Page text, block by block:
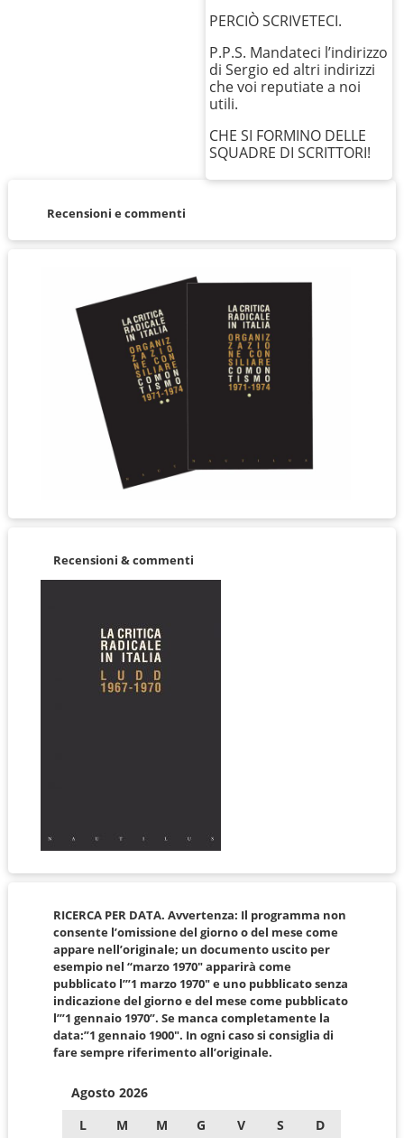
PERCIÒ SCRIVETECI.
P.P.S. Mandateci l’indirizzo
di Sergio ed altri indirizzi
che voi reputiate a noi
utili.
CHE SI FORMINO DELLE
SQUADRE DI SCRITTORI!
Recensioni e commenti
Recensioni & commenti
RICERCA PER DATA. Avvertenza: Il programma non
consente l’omissione del giorno o del mese come
appare nell’originale; un documento uscito per
esempio nel “marzo 1970″ apparirà come
pubblicato l’”1 marzo 1970″ e uno pubblicato senza
indicazione del giorno e del mese come pubblicato
l’”1 gennaio 1970”. Se manca completamente la
data:”1 gennaio 1900″. In ogni caso si consiglia di
fare sempre riferimento all’originale.
Agosto 2026
L
M M G V S D